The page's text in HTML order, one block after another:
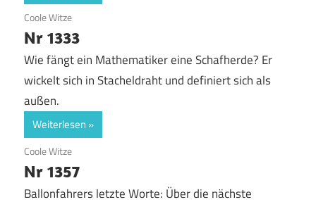
19. Juni 2020
Coole Witze
Nr 1333
Wie fängt ein Mathematiker eine Schafherde? Er
wickelt sich in Stacheldraht und definiert sich als
außen.
Weiterlesen
19. Juni 2020
Coole Witze
Nr 1357
Ballonfahrers letzte Worte: Über die nächste